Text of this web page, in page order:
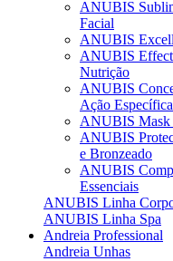
ANUBIS
Facial
ANUBIS
ANUBIS
Nutrição
ANUBIS
Ação Específica
ANUBIS Mask
ANUBIS
e Bronzeado
ANUBIS
Essenciais
ANUBIS Linha
ANUBIS Linha Spa
Andreia Professional
Andreia Unhas